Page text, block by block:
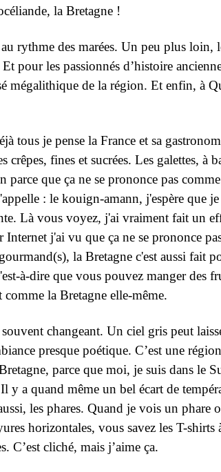
la Bretagne !
rythme des marées. Un peu plus
pour les passionnés d’histoire
mégalithique de la région. Et enfin, à
tous je pense la France et sa
fines et sucrées. Les galettes, à
que ça ne se prononce pas
: le kouign-amann, j'espère que
Là vous voyez, j'ai vraiment fait un
j'ai vu que ça ne se prononce
la Bretagne c'est aussi fait
à-dire que vous pouvez manger des
la Bretagne elle-même.
changeant. Un ciel gris peut
presque poétique. C’est une
parce que moi, je suis dans le
y a quand même un bel écart de
les phares. Quand je vois un phare
horizontales, vous savez les T-shirts
C’est cliché, mais j’aime ça.